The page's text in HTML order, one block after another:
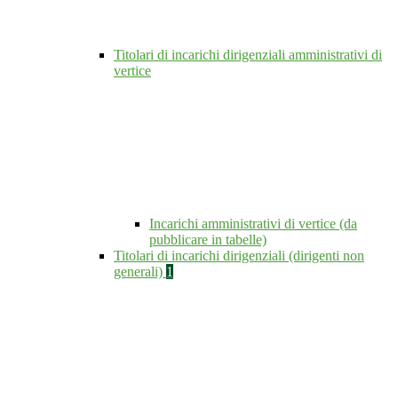
Titolari di incarichi dirigenziali amministrativi di
vertice
Incarichi amministrativi di vertice (da
pubblicare in tabelle)
Titolari di incarichi dirigenziali (dirigenti non
generali) 1